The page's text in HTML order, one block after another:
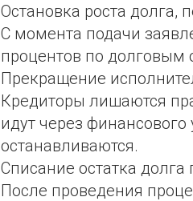
Остановка роста долга,
С момента подачи
процентов по долговым
Прекращение
Кредиторы лишаются
идут через
останавливаются.
Списание остатка
После проведения